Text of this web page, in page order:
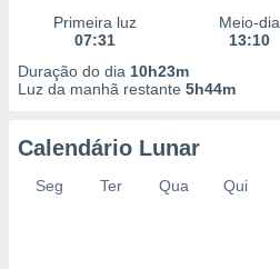
Primeira luz
07:31
Meio-dia
13:10
Duração do dia 10h23m
Luz da manhã restante 5h44m
Calendário Lunar
Seg Ter Qua Qui